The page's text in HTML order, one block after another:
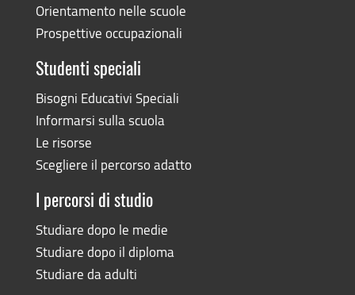
Orientamento nelle scuole
Prospettive occupazionali
Studenti speciali
Bisogni Educativi Speciali
Informarsi sulla scuola
Le risorse
Scegliere il percorso adatto
I percorsi di studio
Studiare dopo le medie
Studiare dopo il diploma
Studiare da adulti